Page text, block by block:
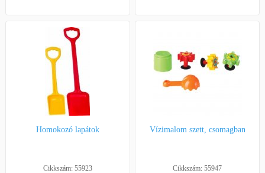
Homokozó lapátok
Cikkszám: 55923
Vízimalom szett, csomagban
Cikkszám: 55947